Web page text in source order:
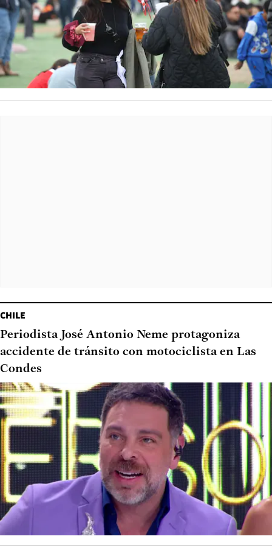
CHILE
Periodista José Antonio Neme protagoniza
accidente de tránsito con motociclista en Las
Condes